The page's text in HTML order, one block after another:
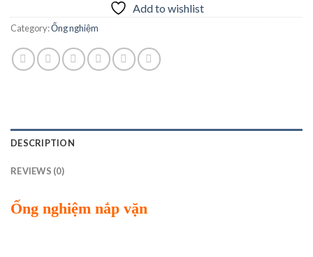
Add to wishlist
Category:Ống nghiệm
DESCRIPTION
REVIEWS (0)
Ống nghiệm nắp vặn